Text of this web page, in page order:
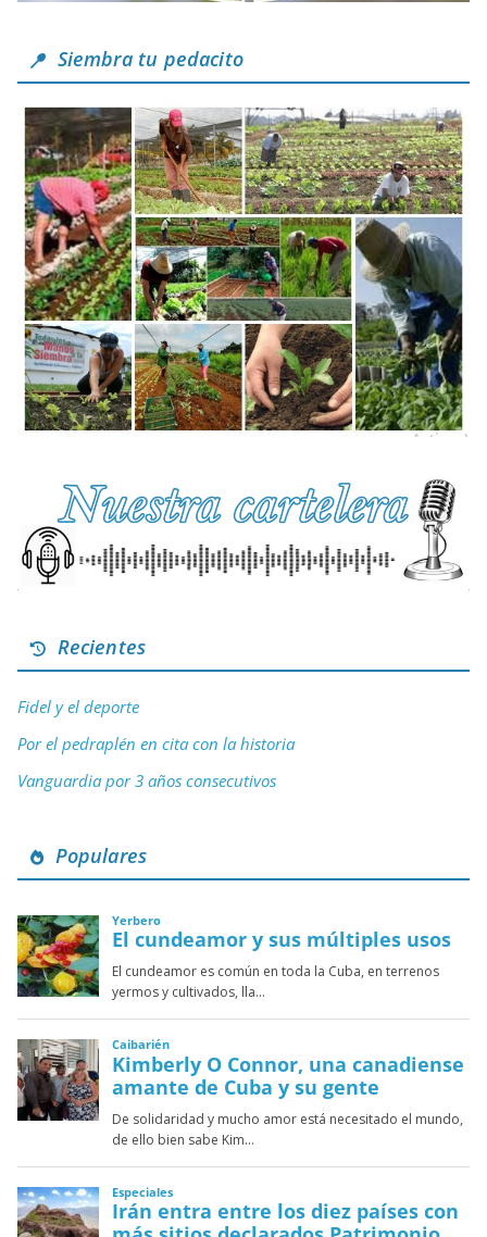
Siembra tu pedacito
Recientes
Fidel y el deporte
Por el pedraplén en cita con la historia
Vanguardia por 3 años consecutivos
Populares